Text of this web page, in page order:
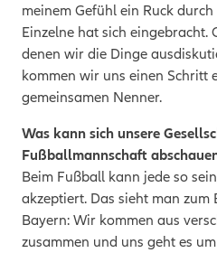
meinem Gefühl ein Ruck
Einzelne hat sich eingebracht.
denen wir die Dinge
kommen wir uns einen Schritt
gemeinsamen Nenner.
Was kann sich unsere
Fußballmannschaft
Beim Fußball kann jede so
akzeptiert. Das sieht man zum
Bayern: Wir kommen aus
zusammen und uns geht es